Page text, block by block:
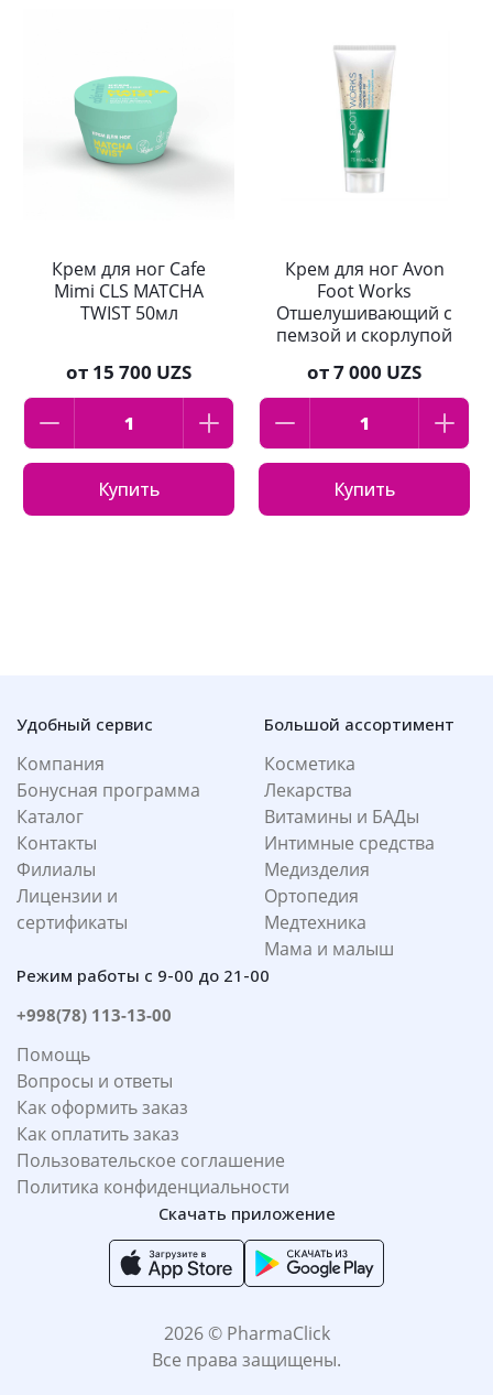
Крем для ног Cafe
Mimi CLS MATCHA
TWIST 50мл
от 15 700 UZS
Купить
Крем для ног Avon
Foot Works
Отшелушивающий с
пемзой и скорлупой
мл
от7 000 UZS
Купить
Удобный сервис
Компания
Бонусная программа
Каталог
Контакты
Филиалы
Лицензии и
сертификаты
Большой ассортимент
Косметика
Лекарства
Витамины и БАДы
Интимные средства
Медизделия
Ортопедия
Медтехника
Мама и малыш
Режим работы с 9-00 до 21-00
+998(78) 113-13-00
Помощь
Вопросы и ответы
Как оформить заказ
Как оплатить заказ
Пользовательское соглашение
Политика конфиденциальности
Скачать приложение
2026 © PharmaClick
Все права защищены.